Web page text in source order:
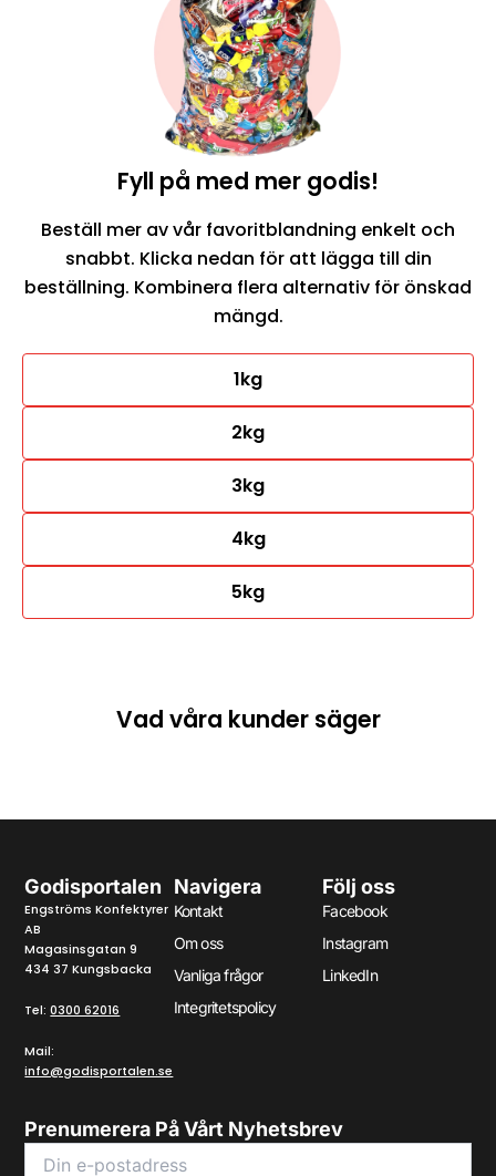
Fyll på med mer godis!
Beställ mer av vår favoritblandning enkelt och
snabbt. Klicka nedan för att lägga till din
beställning. Kombinera flera alternativ för önskad
mängd.
1kg
2kg
3kg
4kg
5kg
Vad våra kunder säger
Godisportalen
Engströms Konfektyrer
AB
Magasinsgatan 9
434 37 Kungsbacka
Tel:0300 62016
Mail:
info@godisportalen.se
Navigera
Kontakt
Om oss
Vanliga frågor
Integritetspolicy
Följ oss
Facebook
Instagram
LinkedIn
Prenumerera På Vårt Nyhetsbrev